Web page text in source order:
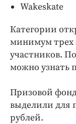
Wakeskate
Категории
минимум трех
участников.
можно узнать
Призовой
выделили для
рублей.